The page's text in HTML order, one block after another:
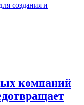
создания и
компаний